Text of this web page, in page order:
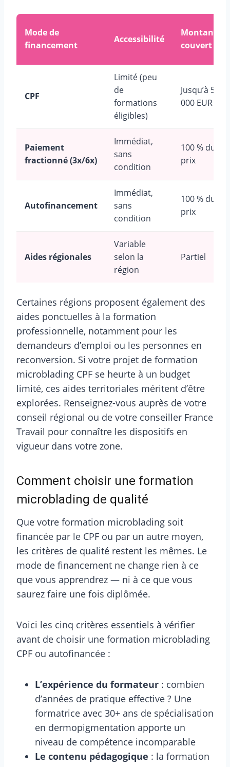
Mode de
financement
Accessibilité
Montant
couvert
CPF
Limité (peu
de
formations
éligibles)
Jusqu’à 5
000 EUR
Paiement
fractionné (3x/6x)
Immédiat,
sans
condition
100 % du
prix
Autofinancement
Immédiat,
sans
condition
100 % du
prix
Aides régionales
Variable
selon la
région
Partiel
Certaines régions proposent également des
aides ponctuelles à la formation
professionnelle, notamment pour les
demandeurs d’emploi ou les personnes en
reconversion. Si votre projet de formation
microblading CPF se heurte à un budget
limité, ces aides territoriales méritent d’être
explorées. Renseignez-vous auprès de votre
conseil régional ou de votre conseiller France
Travail pour connaître les dispositifs en
vigueur dans votre zone.
Comment choisir une formation
microblading de qualité
Que votre formation microblading soit
financée par le CPF ou par un autre moyen,
les critères de qualité restent les mêmes. Le
mode de financement ne change rien à ce
que vous apprendrez — ni à ce que vous
saurez faire une fois diplômée.
Voici les cinq critères essentiels à vérifier
avant de choisir une formation microblading
CPF ou autofinancée :
L’expérience du formateur : combien
d’années de pratique effective ? Une
formatrice avec 30+ ans de spécialisation
en dermopigmentation apporte un
niveau de compétence incomparable
Le contenu pédagogique : la formation